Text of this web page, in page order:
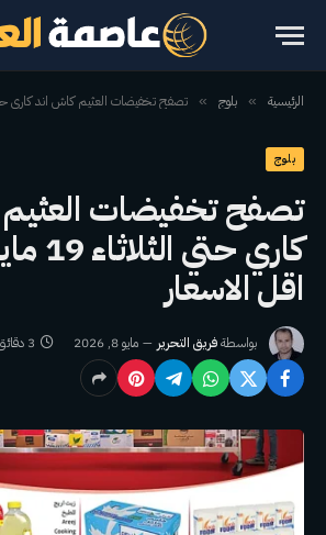
الرئيسية » بلوج » تصفح تخفيضات العثيم كاش اند كاري حتي الثلاثاء 19 مايو
بلوج
تصفح تخفيضات
اقل الاسعار
بواسطةفريق التحرير مايو 8, 2026 3 دقائق